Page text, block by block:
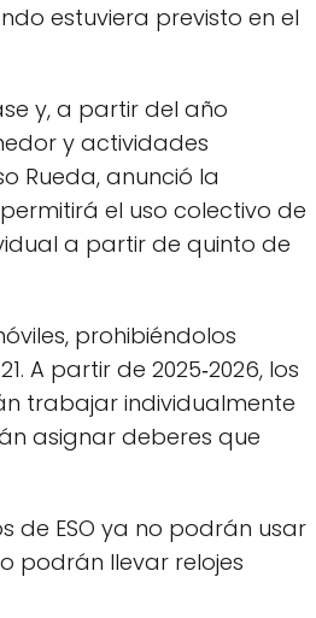
estuviera previsto en el
y, a partir del año
y actividades
Rueda, anunció la
el uso colectivo de
a partir de quinto de
prohibiéndolos
A partir de 2025‑2026, los
trabajar individualmente
asignar deberes que
de ESO ya no podrán usar
podrán llevar relojes